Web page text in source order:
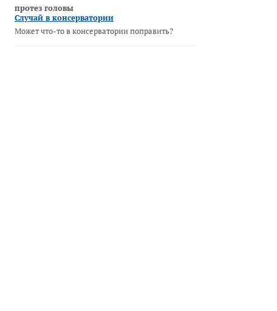
протез головы
Случай в консерватории
Может что-то в консерватории поправить?